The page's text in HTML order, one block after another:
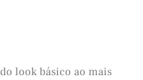
look básico ao mais